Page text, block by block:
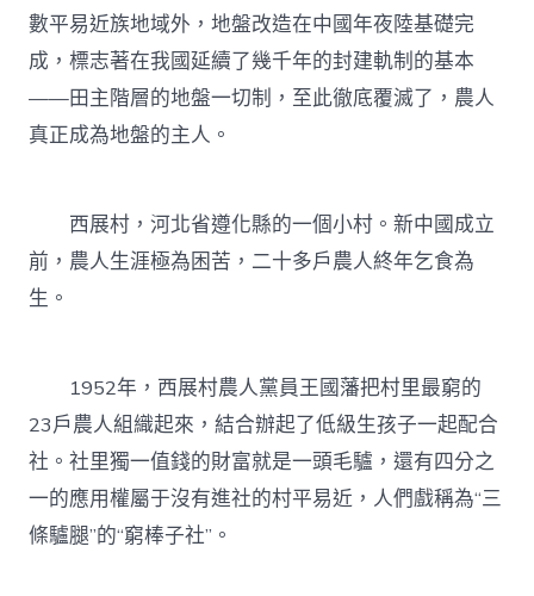
數平易近族地域外，地盤改造在中國年夜陸基礎完
成，標志著在我國延續了幾千年的封建軌制的基本
——田主階層的地盤一切制，至此徹底覆滅了，農人
真正成為地盤的主人。
西展村，河北省遵化縣的一個小村。新中國成立
前，農人生涯極為困苦，二十多戶農人終年乞食為
生。
1952年，西展村農人黨員王國藩把村里最窮的
23戶農人組織起來，結合辦起了低級生孩子一起配合
社。社里獨一值錢的財富就是一頭毛驢，還有四分之
一的應用權屬于沒有進社的村平易近，人們戲稱為“三
條驢腿”的“窮棒子社”。